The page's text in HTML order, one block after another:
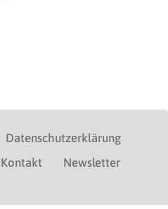
Datenschutzerklärung
Kontakt Newsletter